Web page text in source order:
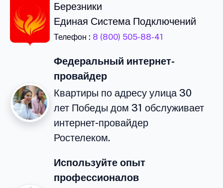
Березники
Единая Система Подключений
Телефон : 8 (800) 505-88-41
Федеральный интернет-
провайдер
Квартиры по адресу улица 30
лет Победы дом 31 обслуживает
интернет-провайдер
Ростелеком.
Используйте опыт
профессионалов